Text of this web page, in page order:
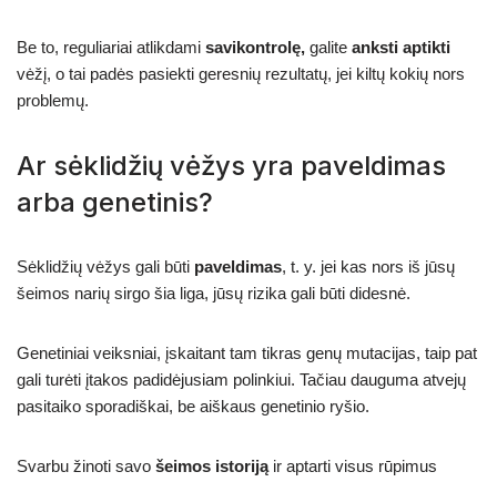
Be to, reguliariai atlikdami savikontrolę, galite anksti aptikti
vėžį, o tai padės pasiekti geresnių rezultatų, jei kiltų kokių nors
problemų.
Ar sėklidžių vėžys yra paveldimas
arba genetinis?
Sėklidžių vėžys gali būti paveldimas, t. y. jei kas nors iš jūsų
šeimos narių sirgo šia liga, jūsų rizika gali būti didesnė.
Genetiniai veiksniai, įskaitant tam tikras genų mutacijas, taip pat
gali turėti įtakos padidėjusiam polinkiui. Tačiau dauguma atvejų
pasitaiko sporadiškai, be aiškaus genetinio ryšio.
Svarbu žinoti savo šeimos istorijąir aptarti visus rūpimus